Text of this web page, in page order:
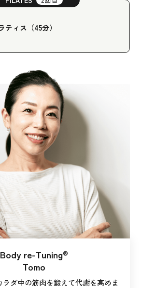
ティス（45分）
Body re-Tuning®︎
Tomo
ラダ中の筋肉を鍛えて代謝を高めま